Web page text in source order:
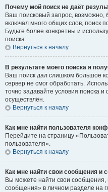
Почему мой поиск не даёт
Ваш поисковый запрос,
включал много общих слов, поиск
Будьте более конкретны и
поиска.
Вернуться к началу
В результате моего поиска я
Ваш поиск дал слишком большое
сервер не смог обработать.
точно задавайте условия поиска
осуществлён.
Вернуться к началу
Как мне найти пользователя
Перейдите на страницу
пользователя».
Вернуться к началу
Как мне найти свои сообщения и
Вы можете найти свои сообщения,
сообщения» в личном разделе на